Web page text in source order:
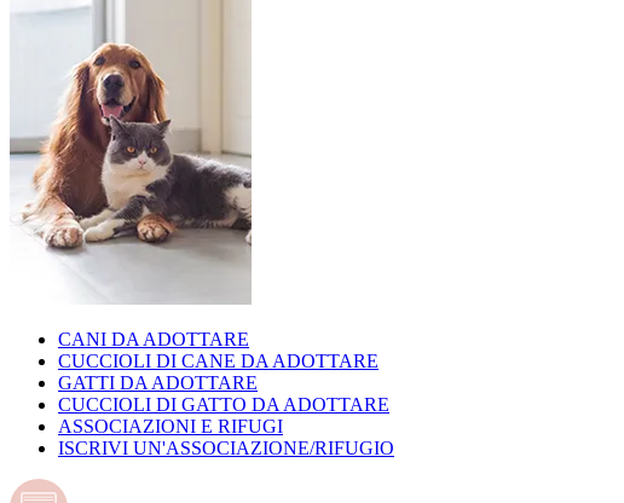
CANI DA ADOTTARE
CUCCIOLI DI CANE DA ADOTTARE
GATTI DA ADOTTARE
CUCCIOLI DI GATTO DA ADOTTARE
ASSOCIAZIONI E RIFUGI
ISCRIVI UN'ASSOCIAZIONE/RIFUGIO